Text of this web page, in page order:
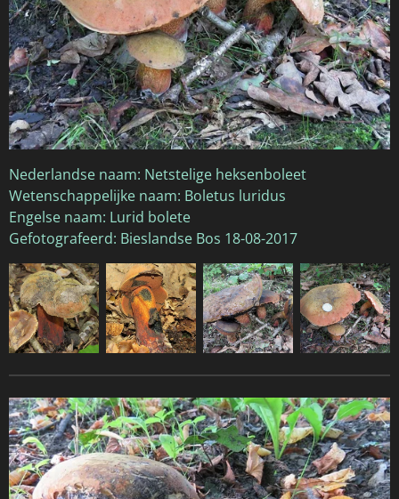
Nederlandse naam: Netstelige heksenboleet
Wetenschappelijke naam: Boletus luridus
Engelse naam: Lurid bolete
Gefotografeerd: Bieslandse Bos 18-08-2017